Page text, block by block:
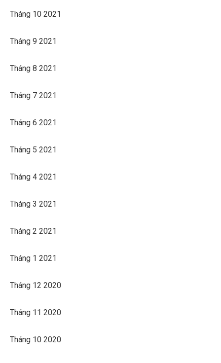
Tháng 10 2021
Tháng 9 2021
Tháng 8 2021
Tháng 7 2021
Tháng 6 2021
Tháng 5 2021
Tháng 4 2021
Tháng 3 2021
Tháng 2 2021
Tháng 1 2021
Tháng 12 2020
Tháng 11 2020
Tháng 10 2020